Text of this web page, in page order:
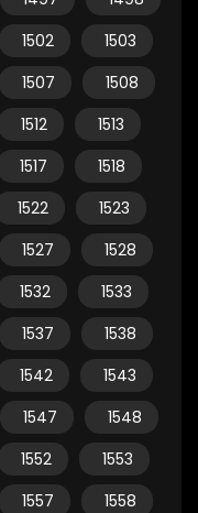
1502
1503
1507
1508
1512
1513
1517
1518
1522
1523
1527
1528
1532
1533
1537
1538
1542
1543
1547
1548
1552
1553
1557
1558